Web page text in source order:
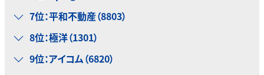
7位：平和不動産（8803）
8位：極洋（1301）
9位：アイコム（6820）